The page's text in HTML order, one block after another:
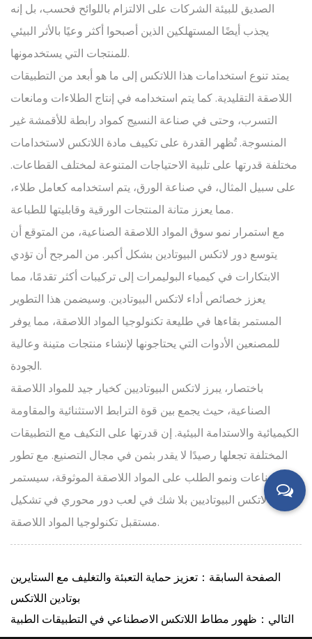
الصديق للبيئة الشركات على الالتزام باللوائح فحسب، بل إنه
يجذب أيضًا المستهلكين الذين أصبحوا أكثر وعيًا بالأثر البيئي
للمنتجات التي يستخدمونها.
يمتد تنوع استخدامات هذا اللاتكس إلى ما هو أبعد من التطبيقات
اللاصقة التقليدية. كما يتم استخدامه في إنتاج الطلاءات ومانعات
التسرب، وحتى في صناعة النسيج كمواد رابطة للأقمشة غير
المنسوجة. تُظهر القدرة على تكييف مادة اللاتكس لاستخدامات
مختلفة قدرتها على تلبية الاحتياجات المتنوعة لمختلف القطاعات.
على سبيل المثال، في صناعة الورق، يتم استخدامه كعامل طلاء،
مما يعزز متانة المنتجات الورقية وقابليتها للطباعة.
مع استمرار نمو سوق المواد اللاصقة الصناعية، من المتوقع أن
يتوسع دور لاتكس البيوتادين بشكل أكبر. من المرجح أن تؤدي
الابتكارات في كيمياء البوليمرات إلى تركيبات أكثر تقدمًا، مما
يعزز خصائص أداء لاتكس البيوتادين. وسيضمن هذا التطوير
المستمر بقاءها في طليعة تكنولوجيا المواد اللاصقة، مما يوفر
للمصنعين الأدوات التي يحتاجونها لإنشاء منتجات متينة وعالية
الجودة.
باختصار، يبرز لاتكس البيوتاديين كخيار جيد للمواد اللاصقة
الصناعية، حيث يجمع بين قوة الترابط الاستثنائية والمقاومة
الكيميائية والاستدامة البيئية. إن قدرتها على التكيف مع التطبيقات
المختلفة تجعلها رصيدًا لا يقدر بثمن في مجال التصنيع. مع تطور
الصناعات ونمو الطلب على المواد اللاصقة الموثوقة، سيستمر
لاتكس البيوتاديين بلا شك في لعب دور محوري في تشكيل
مستقبل تكنولوجيا المواد اللاصقة.
الصفحة السابقة：تعزيز حماية التعبئة والتغليف مع الستايرين
بوتادين اللاتكس
التالي：ظهور مطاط اللاتكس الاصطناعي في التطبيقات الطبية